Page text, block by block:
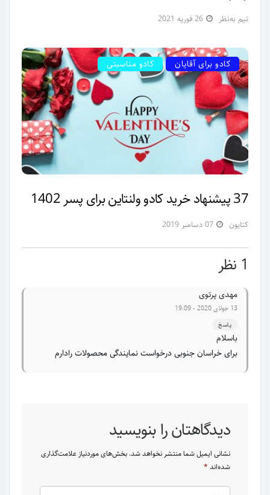
تیم به‌نظر 26 فوریه 2021
کادو برای آقایان کادو مناسبتی
37 پیشنهاد خرید کادو ولنتاین برای پسر 1402
کتایون 07 دسامبر 2019
1 نظر
مهدی پرتوی
13 جولای 2020 - 19:09
پاسخ
باسلام
برای خراسان جنوبی درخواست نمایندگی محصولات رادارم
دیدگاهتان را بنویسید
نشانی ایمیل شما منتشر نخواهد شد. بخش‌های موردنیاز علامت‌گذاری
شده‌اند *